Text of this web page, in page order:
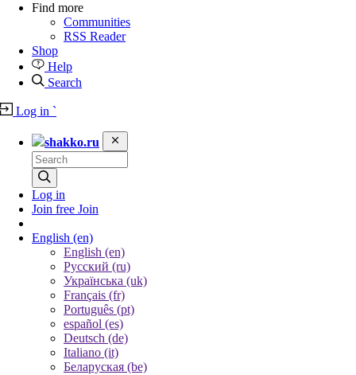
Find more
Communities
RSS Reader
Shop
Help
Search
Log in `
shakko.ru
Log in
Join free Join
English (en)
English (en)
Русский (ru)
Українська (uk)
Français (fr)
Português (pt)
español (es)
Deutsch (de)
Italiano (it)
Беларуская (be)